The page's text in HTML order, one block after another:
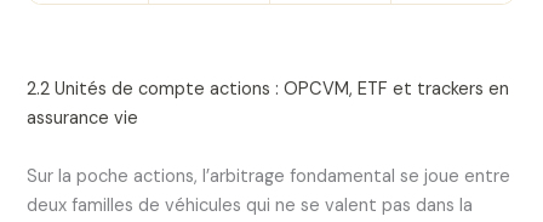
2.2 Unités de compte actions : OPCVM, ETF et trackers en
assurance vie
Sur la poche actions, l’arbitrage fondamental se joue entre
deux familles de véhicules qui ne se valent pas dans la